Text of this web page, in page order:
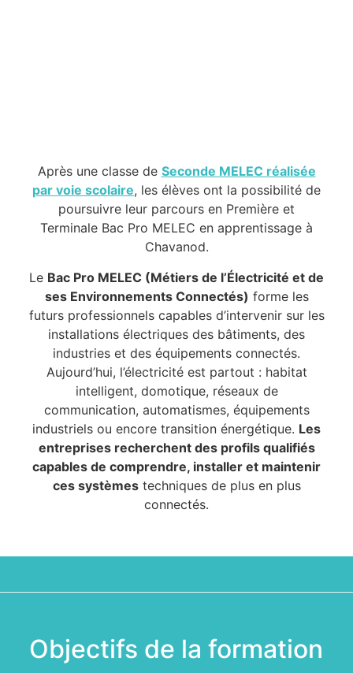
Après une classe de Seconde MELEC réalisée
par voie scolaire, les élèves ont la possibilité de
poursuivre leur parcours en Première et
Terminale Bac Pro MELEC en apprentissage à
Chavanod.
Le Bac Pro MELEC (Métiers de l’Électricité et de
ses Environnements Connectés) forme les
futurs professionnels capables d’intervenir sur les
installations électriques des bâtiments, des
industries et des équipements connectés.
Aujourd’hui, l’électricité est partout : habitat
intelligent, domotique, réseaux de
communication, automatismes, équipements
industriels ou encore transition énergétique. Les
entreprises recherchent des profils qualifiés
capables de comprendre, installer et maintenir
ces systèmestechniques de plus en plus
connectés.
Objectifs de la formation